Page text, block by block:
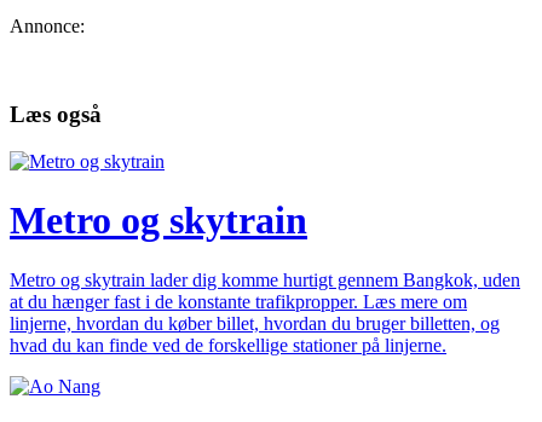
Annonce:
Læs også
Metro og skytrain
Metro og skytrain lader dig komme hurtigt gennem Bangkok, uden
at du hænger fast i de konstante trafikpropper. Læs mere om
linjerne, hvordan du køber billet, hvordan du bruger billetten, og
hvad du kan finde ved de forskellige stationer på linjerne.